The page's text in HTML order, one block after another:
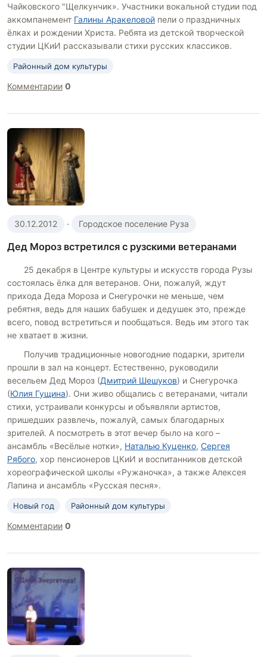
Чайковского "Щелкунчик». Участники вокальной студии под
аккомпанемент Галины Аракеловой пели о праздничных
ёлках и рождении Христа. Ребята из детской творческой
студии ЦКиИ рассказывали стихи русских классиков.
Районный дом культуры
Комментарии 0
30.12.2012 · Городское поселение Руза
Дед Мороз встретился с рузскими ветеранами
25 декабря в Центре культуры и искусств города Рузы
состоялась ёлка для ветеранов. Они, пожалуй, ждут
прихода Деда Мороза и Снегурочки не меньше, чем
ребятня, ведь для наших бабушек и дедушек это, прежде
всего, повод встретиться и пообщаться. Ведь им этого так
не хватает в жизни.
Получив традиционные новогодние подарки, зрители
прошли в зал на концерт. Естественно, руководили
весельем Дед Мороз (Дмитрий Шешуков) и Снегурочка
(Юлия Гущина). Они живо общались с ветеранами, читали
стихи, устраивали конкурсы и объявляли артистов,
пришедших развлечь, пожалуй, самых благодарных
зрителей. А посмотреть в этот вечер было на кого –
ансамбль «Весёлые нотки», Наталью Куценко, Сергея
Рябого, хор пенсионеров ЦКиИ и воспитанников детской
хореографической школы «Ружаночка», а также Алексея
Лапина и ансамбль «Русская песня».
Новый год Районный дом культуры
Комментарии 0